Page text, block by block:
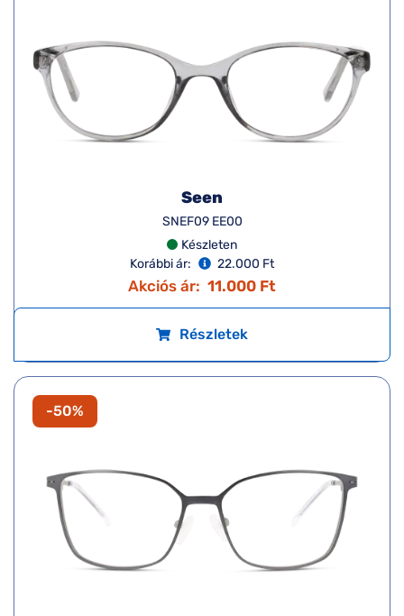
Seen
SNEF09 EE00
Készleten
Korábbi ár:
22.000 Ft
Akciós ár: 11.000 Ft
Részletek
-50%